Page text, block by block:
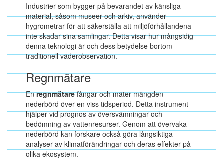
Industrier som bygger på bevarandet av känsliga
material, såsom museer och arkiv, använder
hygrometrar för att säkerställa att miljöförhållandena
inte skadar sina samlingar. Detta visar hur mångsidig
denna teknologi är och dess betydelse bortom
traditionell väderobservation.
Regnmätare
Enregnmätarefångar och mäter mängden
nederbörd över en viss tidsperiod. Detta instrument
hjälper vid prognos av översvämningar och
bedömning av vattenresurser. Genom att övervaka
nederbörd kan forskare också göra långsiktiga
analyser av klimatförändringar och deras effekter på
olika ekosystem.